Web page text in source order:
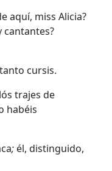
aquí, miss Alicia?
cantantes?
cursis.
trajes de
habéis
; él, distinguido,